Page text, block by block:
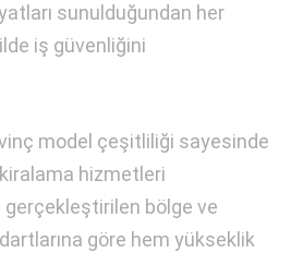
sunulduğundan her
iş güvenliğini
model çeşitliliği sayesinde
hizmetleri
gerçekleştirilen bölge ve
göre hem yükseklik